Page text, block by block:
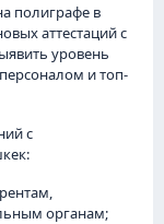
полиграфе в
аттестаций с
уровень
и топ-
с
органам;